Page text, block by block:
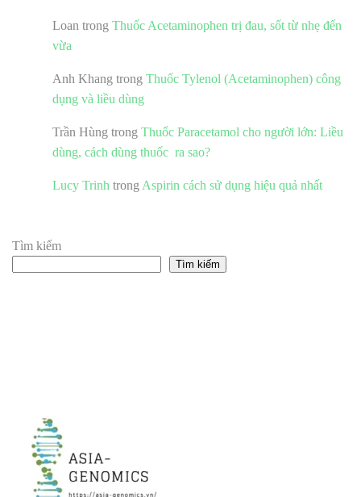
Loan trong Thuốc Acetaminophen trị đau, sốt từ nhẹ đến
vừa
Anh Khang trong Thuốc Tylenol (Acetaminophen) công
dụng và liều dùng
Trần Hùng trong Thuốc Paracetamol cho người lớn: Liều
dùng, cách dùng thuốc ra sao?
Lucy Trinh trong Aspirin cách sử dụng hiệu quả nhất
Tìm kiếm
Tìm kiếm